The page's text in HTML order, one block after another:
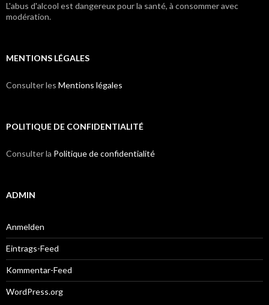
L'abus d'alcool est dangereux pour la santé, à consommer avec
modération.
MENTIONS LÉGALES
Consulter les Mentions légales
POLITIQUE DE CONFIDENTIALITÉ
Consulter la Politique de confidentialité
ADMIN
Anmelden
Eintrags-Feed
Kommentar-Feed
WordPress.org